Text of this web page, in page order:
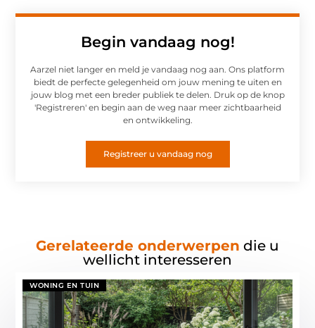
Begin vandaag nog!
Aarzel niet langer en meld je vandaag nog aan. Ons platform
biedt de perfecte gelegenheid om jouw mening te uiten en
jouw blog met een breder publiek te delen. Druk op de knop
'Registreren' en begin aan de weg naar meer zichtbaarheid
en ontwikkeling.
Registreer u vandaag nog
Gerelateerde onderwerpen die u
wellicht interesseren
WONING EN TUIN